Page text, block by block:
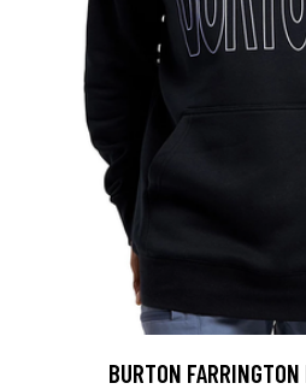
BURTON FARRINGTON